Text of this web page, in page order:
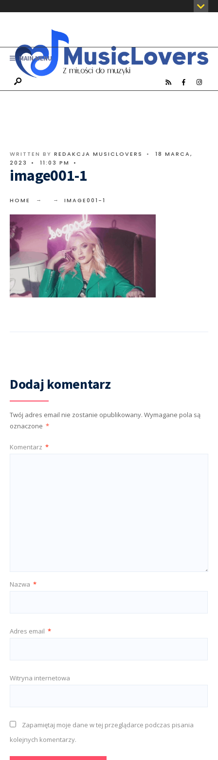
MAIN MENU
WRITTEN BY REDAKCJA MUSICLOVERS •
18 MARCA,
2023
• 11:03 PM •
image001-1
HOME IMAGE001-1
Dodaj komentarz
Twój adres email nie zostanie opublikowany. Wymagane pola są
oznaczone *
Komentarz *
Nazwa *
Adres email *
Witryna internetowa
Zapamiętaj moje dane w tej przeglądarce podczas pisania
kolejnych komentarzy.